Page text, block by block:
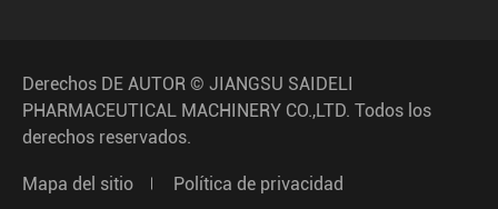
Derechos DE AUTOR © JIANGSU SAIDELI
PHARMACEUTICAL MACHINERY CO.,LTD. Todos los
derechos reservados.
Mapa del sitio Política de privacidad